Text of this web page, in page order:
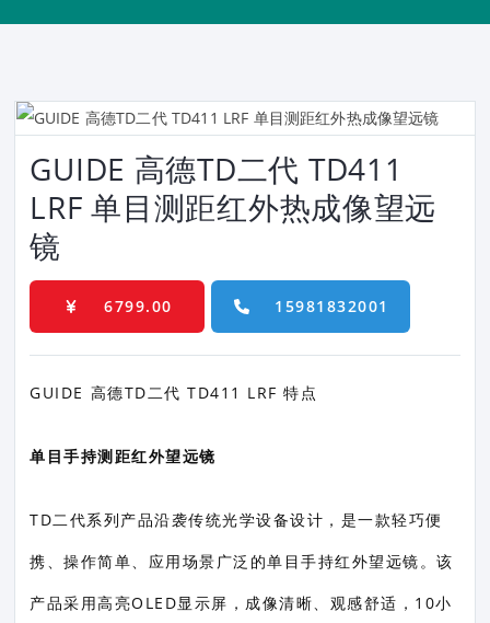
GUIDE 高德TD二代 TD411
LRF 单目测距红外热成像望远
镜
6799.00 15981832001
GUIDE 高德TD二代 TD411 LRF 特点
单目手持测距红外望远镜
TD二代系列产品沿袭传统光学设备设计，是一款轻巧便
携、操作简单、应用场景广泛的单目手持红外望远镜。该
产品采用高亮OLED显示屏，成像清晰、观感舒适，10小